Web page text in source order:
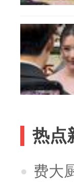
热点
费大